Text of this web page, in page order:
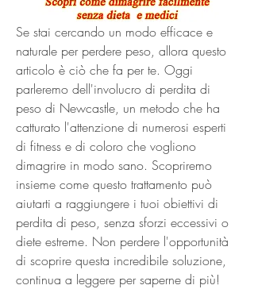
Se stai cercando un modo efficace e
naturale per perdere peso, allora questo
articolo è ciò che fa per te. Oggi
parleremo dell'involucro di perdita di
peso di Newcastle, un metodo che ha
catturato l'attenzione di numerosi esperti
di fitness e di coloro che vogliono
dimagrire in modo sano. Scopriremo
insieme come questo trattamento può
aiutarti a raggiungere i tuoi obiettivi di
perdita di peso, senza sforzi eccessivi o
diete estreme. Non perdere l'opportunità
di scoprire questa incredibile soluzione,
continua a leggere per saperne di più!